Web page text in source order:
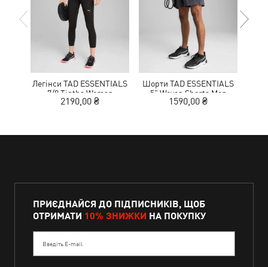
Легінси TAD ESSENTIALS
7/8 Tigths Women
2190,00 ₴
Шорти TAD ESSENTIALS
5" Woven Shorts Men
1590,00 ₴
ПРИЄДНАЙСЯ ДО ПІДПИСНИКІВ, ЩОБ
ОТРИМАТИ 10% ЗНИЖКИ НА ПОКУПКУ
Введіть E-mail